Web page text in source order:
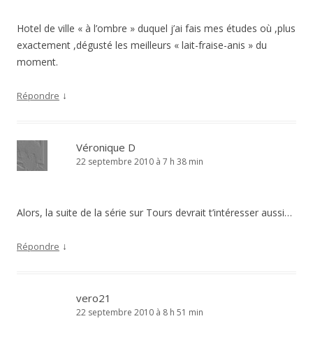
Hotel de ville « à l’ombre » duquel j’ai fais mes études où ,plus
exactement ,dégusté les meilleurs « lait-fraise-anis » du
moment.
Répondre ↓
Véronique D
22 septembre 2010 à 7 h 38 min
Alors, la suite de la série sur Tours devrait t’intéresser aussi…
Répondre ↓
vero21
22 septembre 2010 à 8 h 51 min